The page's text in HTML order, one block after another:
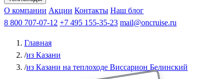
Афанасий Никитин Октябрьская революция
О компании Акции Контакты Наш блог
8 800 707-07-12 +7 495 155-35-23 mail@oncruise.ru
Главная
/из Казани
/из Казани на теплоходе Виссарион Белинский